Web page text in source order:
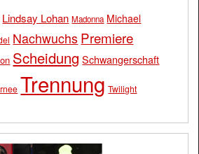
Lindsay Lohan Madonna Michael
Nachwuchs Premiere
Scheidung Schwangerschaft
Trennung Twilight